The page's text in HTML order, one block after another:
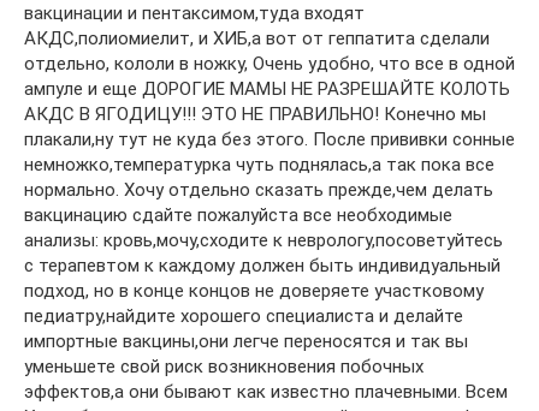
вакцинации и пентаксимом,туда входят
АКДС,полиомиелит, и ХИБ,а вот от геппатита сделали
отдельно, кололи в ножку, Очень удобно, что все в одной
ампуле и еще ДОРОГИЕ МАМЫ НЕ РАЗРЕШАЙТЕ КОЛОТЬ
АКДС В ЯГОДИЦУ!!! ЭТО НЕ ПРАВИЛЬНО! Конечно мы
плакали,ну тут не куда без этого. После прививки сонные
немножко,температурка чуть поднялась,а так пока все
нормально. Хочу отдельно сказать прежде,чем делать
вакцинацию сдайте пожалуйста все необходимые
анализы: кровь,мочу,сходите к неврологу,посоветуйтесь
с терапевтом к каждому должен быть индивидуальный
подход, но в конце концов не доверяете участковому
педиатру,найдите хорошего специалиста и делайте
импортные вакцины,они легче переносятся и так вы
уменьшете свой риск возникновения побочных
эффектов,а они бывают как известно плачевными. Всем